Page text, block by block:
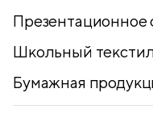
Презентационное
Школьный
Бумажная